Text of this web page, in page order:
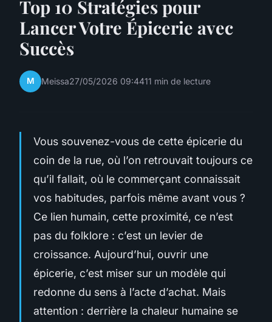
Top 10 Stratégies pour
Lancer Votre Épicerie avec
Succès
M Meissa27/05/2026 09:4411 min de lecture
Vous souvenez-vous de cette épicerie du
coin de la rue, où l’on retrouvait toujours ce
qu’il fallait, où le commerçant connaissait
vos habitudes, parfois même avant vous ?
Ce lien humain, cette proximité, ce n’est
pas du folklore : c’est un levier de
croissance. Aujourd’hui, ouvrir une
épicerie, c’est miser sur un modèle qui
redonne du sens à l’acte d’achat. Mais
attention : derrière la chaleur humaine se